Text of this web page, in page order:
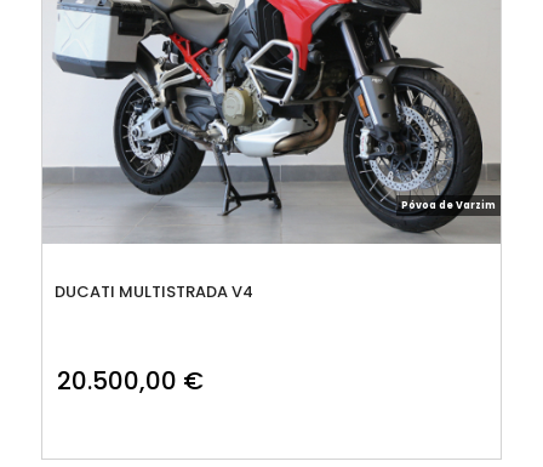
Póvoa de Varzim
DUCATI MULTISTRADA V4
20.500,00 €